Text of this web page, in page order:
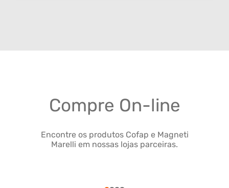
Compre On-line
Encontre os produtos Cofap e Magneti
Marelli em nossas lojas parceiras.